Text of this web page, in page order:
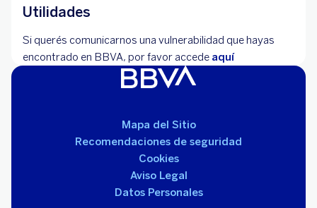
Utilidades
Si querés comunicarnos una vulnerabilidad que hayas
encontrado en BBVA, por favor accede aquí
Mapa del Sitio
Recomendaciones de seguridad
Cookies
Aviso Legal
Datos Personales